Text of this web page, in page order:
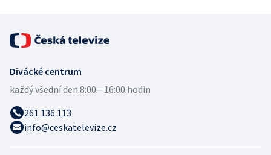
Divácké centrum
každý všední den:8:00—16:00 hodin
261 136 113
info@ceskatelevize.cz